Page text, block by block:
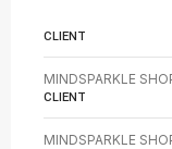
CLIENT
MINDSPARKLE
CLIENT
MINDSPARKLE